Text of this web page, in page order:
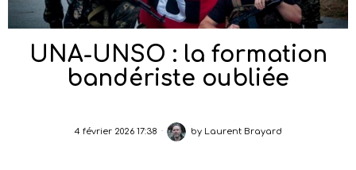
UNA-UNSO : la formation
bandériste oubliée
4 février 2026 17:38 by Laurent Brayard